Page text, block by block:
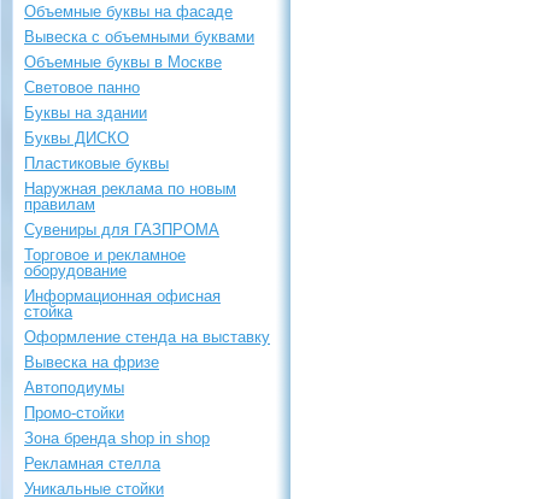
Объемные буквы на фасаде
Вывеска с объемными буквами
Объемные буквы в Москве
Световое панно
Буквы на здании
Буквы ДИСКО
Пластиковые буквы
Наружная реклама по новым
правилам
Сувениры для ГАЗПРОМА
Торговое и рекламное
оборудование
Информационная офисная
стойка
Оформление стенда на выставку
Вывеска на фризе
Автоподиумы
Промо-стойки
Зона бренда shop in shop
Рекламная стелла
Уникальные стойки